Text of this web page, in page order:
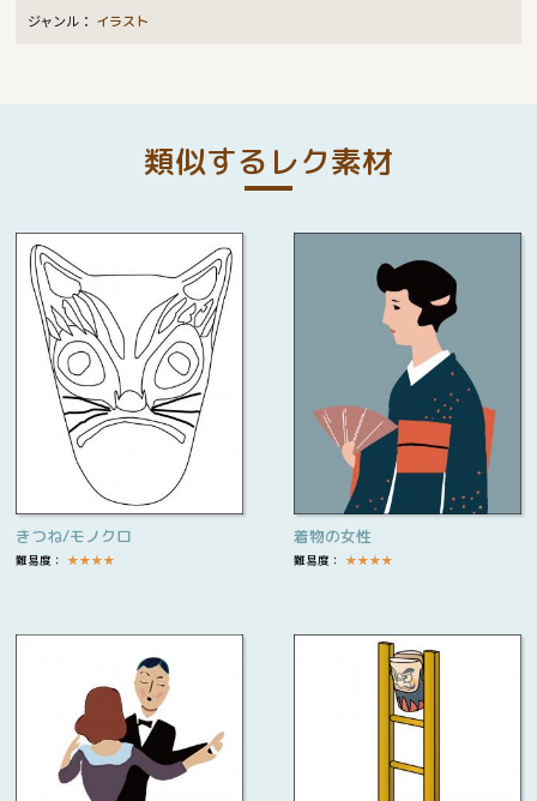
ジャンル： イラスト
類似するレク素材
きつね/モノクロ
難易度： ★★★★
着物の女性
難易度： ★★★★